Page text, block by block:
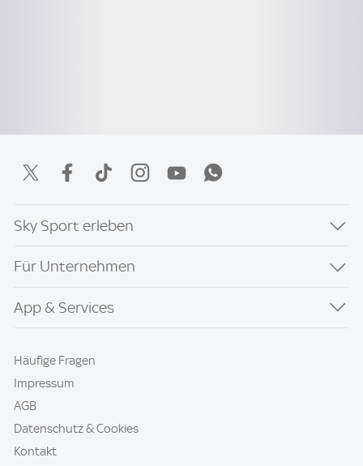
Sky Sport erleben
Für Unternehmen
App & Services
Häufige Fragen
Impressum
AGB
Datenschutz & Cookies
Kontakt